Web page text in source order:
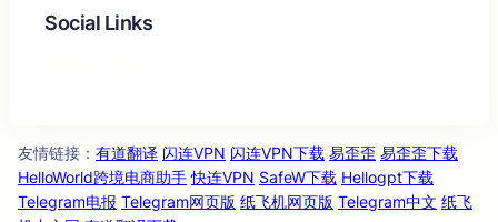
Social Links
友情链接 ： 有道翻译 闪连VPN 闪连VPN下载 易歪歪 易歪歪下载
HelloWorld跨境电商助手 快连VPN SafeW下载 Hellogpt下载
Telegram电报 Telegram网页版 纸飞机网页版 Telegram中文 纸飞